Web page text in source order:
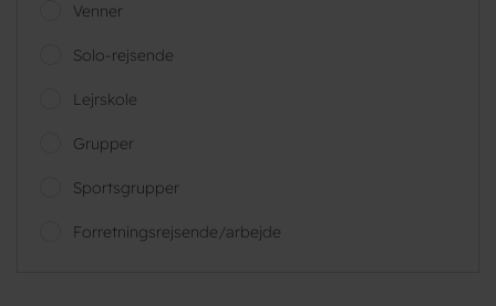
Venner
Solo-rejsende
Lejrskole
Grupper
Sportsgrupper
Forretningsrejsende/arbejde